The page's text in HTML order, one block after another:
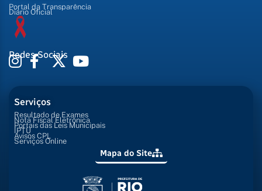
Portal da Transparência
Diário Oficial
Redes Sociais
Serviços
Resultado de Exames
Nota Fiscal Eletrônica
Portais das Leis Municipais
IPTU
Avisos CPL
Serviços Online
Mapa do Site